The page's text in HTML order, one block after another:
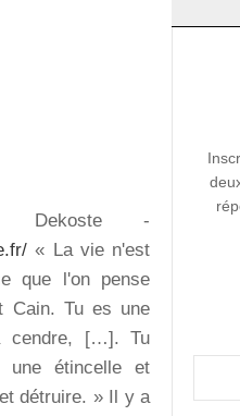
Dekoste -
« La vie n'est
que l'on pense
Cain. Tu es une
cendre, […]. Tu
une étincelle et
détruire. » Il y a